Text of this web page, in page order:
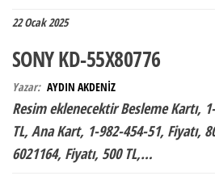
22 Ocak 2025
SONY KD-55X80776
Yazar: AYDIN AKDENİZ
Resim eklenecektir Besleme Kartı,
TL, Ana Kart, 1-982-454-51, Fiyatı,
6021164, Fiyatı, 500 TL,…